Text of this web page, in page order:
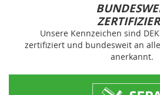
Unsere Kennzeichen sind
zertifiziert und bundesweit an
anerkannt.